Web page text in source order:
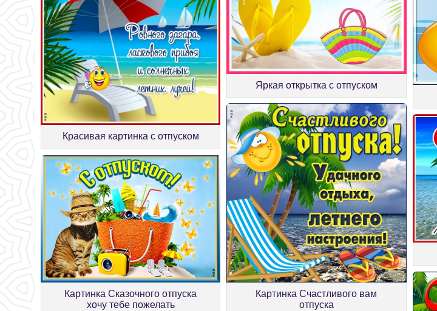
Красивая картинка с отпуском
Яркая открытка с отпуском
Картинка Сказочного отпуска
хочу тебе пожелать
Картинка Счастливого вам
отпуска